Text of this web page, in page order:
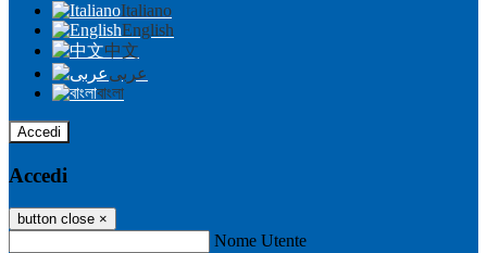
Italiano
English
中文
عربى
বাংলা
Accedi
Accedi
button close ×
Nome Utente